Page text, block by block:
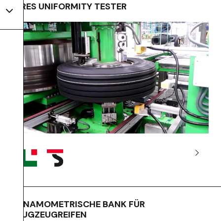
TIRES UNIFORMITY TESTER
DYNAMOMETRISCHE BANK FÜR
FLUGZEUGREIFEN